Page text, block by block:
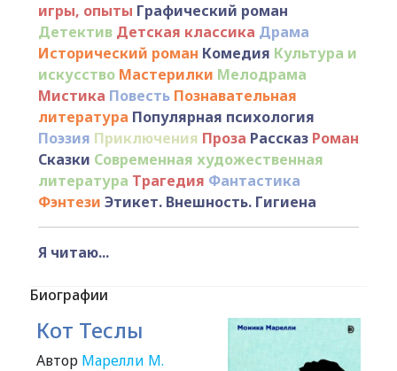
игры, опыты Графический роман
Детектив Детская классика Драма
Исторический роман Комедия Культура и
искусство Мастерилки Мелодрама
Мистика Повесть Познавательная
литература Популярная психология
Поэзия Приключения Проза Рассказ Роман
Сказки Современная художественная
литература Трагедия Фантастика
Фэнтези Этикет. Внешность. Гигиена
Я читаю...
Биографии
Кот Теслы
Автор Марелли М.